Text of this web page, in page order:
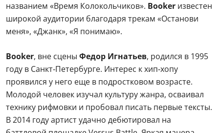
названием «Время Колокольчиков». Booker известен
широкой аудитории благодаря трекам «Останови
меня», «Джанк», «Я понимаю».
Booker, вне сцены Федор Игнатьев, родился в 1995
году в Санкт‑Петербурге. Интерес к хип‑хопу
проявился у него еще в подростковом возрасте.
Молодой человек изучал культуру жанра, осваивал
технику рифмовки и пробовал писать первые тексты.
В 2014 году артист удачно дебютировал на